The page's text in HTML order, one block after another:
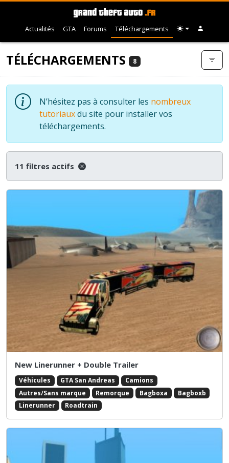
Actualités GTA Forums Téléchargements
TÉLÉCHARGEMENTS 8
N’hésitez pas à consulter les nombreux
tutoriauxdu site pour installer vos
téléchargements.
11 filtres actifs
New Linerunner + Double Trailer
Véhicules GTA San Andreas
Camions
Autres/Sans marque
Remorque Bagboxa
Bagboxb
Linerunner
Roadtrain